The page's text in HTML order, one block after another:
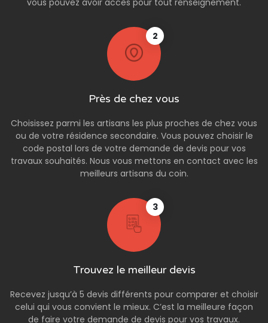
vous pouvez avoir accès pour tout renseignement.
2
Près de chez vous
Choisissez parmi les artisans les plus proches de chez vous
ou de votre résidence secondaire. Vous pouvez choisir le
code postal lors de votre demande de devis pour vos
travaux souhaités. Nous vous mettons en contact avec les
meilleurs artisans du coin.
3
Trouvez le meilleur devis
Recevez jusqu’à 5 devis différents pour comparer et choisir
celui qui vous convient le mieux. C’est la meilleure façon
de faire votre demande de devis pour vos travaux.